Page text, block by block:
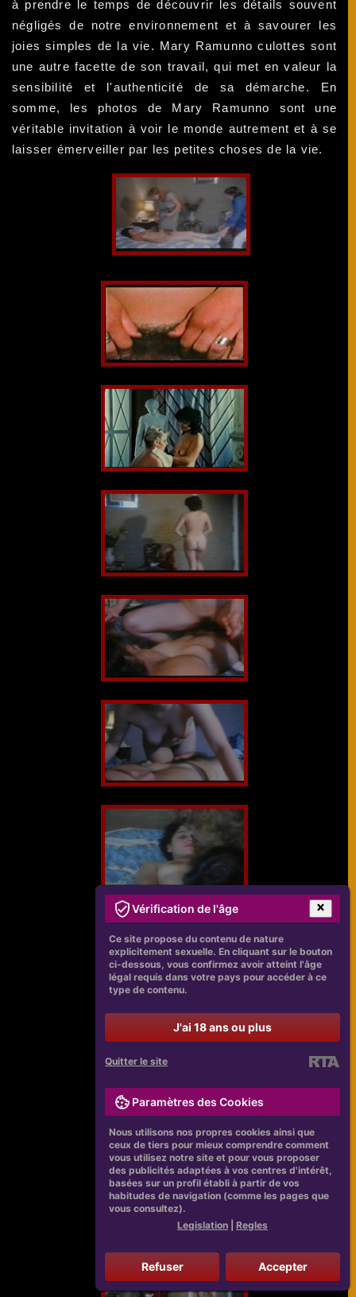
à prendre le temps de découvrir les détails souvent
négligés de notre environnement et à savourer les
joies simples de la vie. Mary Ramunno culottes sont
une autre facette de son travail, qui met en valeur la
sensibilité et l'authenticité de sa démarche. En
somme, les photos de Mary Ramunno sont une
véritable invitation à voir le monde autrement et à se
laisser émerveiller par les petites choses de la vie.
Vérification de l'âge
Ce site propose du contenu de nature
explicitement sexuelle. En cliquant sur le bouton
ci-dessous, vous confirmez avoir atteint l'âge
légal requis dans votre pays pour accéder à ce
type de contenu.
J'ai 18 ans ou plus
Quitter le site
Paramètres des Cookies
Nous utilisons nos propres cookies ainsi que
ceux de tiers pour mieux comprendre comment
vous utilisez notre site et pour vous proposer
des publicités adaptées à vos centres d'intérêt,
basées sur un profil établi à partir de vos
habitudes de navigation (comme les pages que
vous consultez).
Legislation
Regles
Refuser Accepter